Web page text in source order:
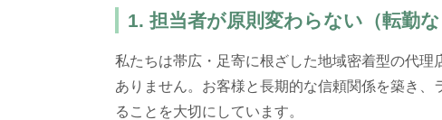
1. 担当者が原則変わらない（転勤な
私たちは帯広・足寄に根ざした地域密着型の代
ありません。お客様と長期的な信頼関係を築き
ることを大切にしています。